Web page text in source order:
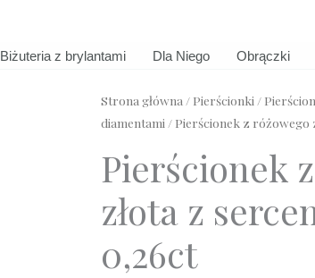
Biżuteria z brylantami Dla Niego Obrączki
Strona główna / Pierścionki /
diamentami / Pierścionek z różowego
Pierścionek
złota z
0,26ct